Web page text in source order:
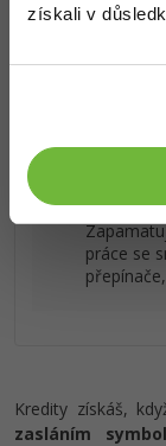
získali v
Požadovaný
práce se
Kredity získáš,
zasláním